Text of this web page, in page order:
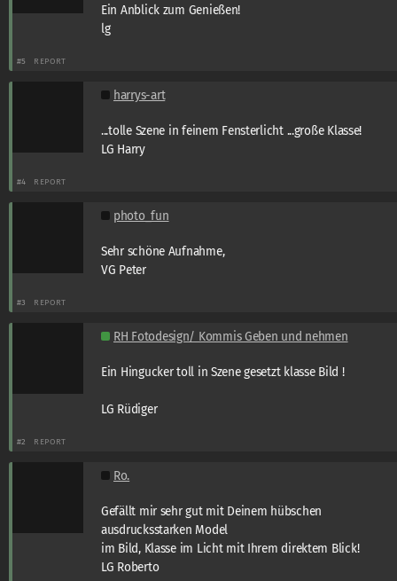
Ein Anblick zum Genießen!
lg
#5 REPORT
harrys-art
...tolle Szene in feinem Fensterlicht ...große Klasse!
LG Harry
#4 REPORT
photo_fun
Sehr schöne Aufnahme,
VG Peter
#3 REPORT
RH Fotodesign/ Kommis Geben und nehmen
Ein Hingucker toll in Szene gesetzt klasse Bild !
LG Rüdiger
#2 REPORT
Ro.
Gefällt mir sehr gut mit Deinem hübschen
ausdrucksstarken Model
im Bild, Klasse im Licht mit Ihrem direktem Blick!
LG Roberto